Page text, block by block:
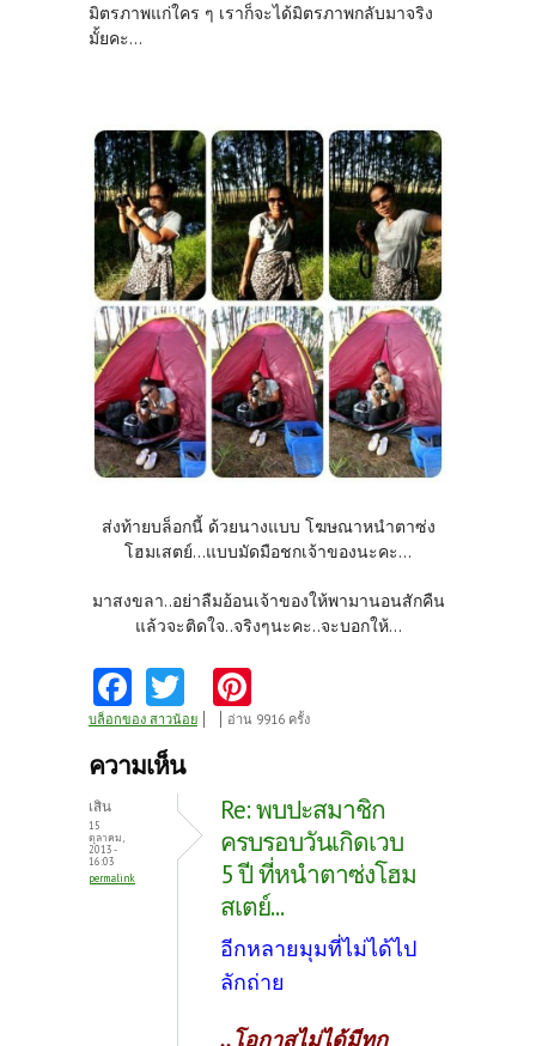
มิตรภาพแก่ใคร ๆ เราก็จะได้มิตรภาพกลับมาจริง
มั้ยคะ...
ส่งท้ายบล็อกนี้ ด้วยนางแบบ โฆษณาหนำตาซ่ง
โฮมเสตย์...แบบมัดมือชกเจ้าของนะคะ...
มาสงขลา..อย่าลืมอ้อนเจ้าของให้พามานอนสักคืน
แล้วจะติดใจ..จริงๆนะคะ..จะบอกให้...
Fa
ce
b
k
w
itt
nt
es
t
บล็อกของ สาวน้อย อ่าน 9916 ครั้ง
ความเห็น
เสิน
15
ตุลาคม,
2013 -
16:03
permalink
Re: พบปะสมาชิก
ครบรอบวันเกิดเวบ
5 ปี ที่หนำตาซ่งโฮม
สเตย์...
อีกหลายมุมที่ไม่ได้ไป
ลักถ่าย
..โอกาสไม่ได้มีทุก